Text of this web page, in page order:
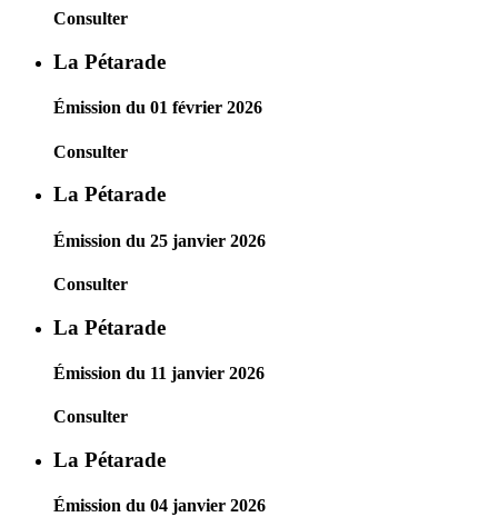
Consulter
La Pétarade
Émission du 01 février 2026
Consulter
La Pétarade
Émission du 25 janvier 2026
Consulter
La Pétarade
Émission du 11 janvier 2026
Consulter
La Pétarade
Émission du 04 janvier 2026